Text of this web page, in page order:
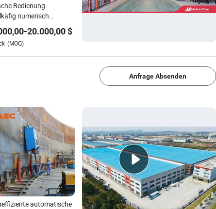
Bedienung
numerisch
Schweißmaschine
gesteuerte
Biegemaschine
-20.000,00$
(MOQ)
Anfrage Absenden
automatische